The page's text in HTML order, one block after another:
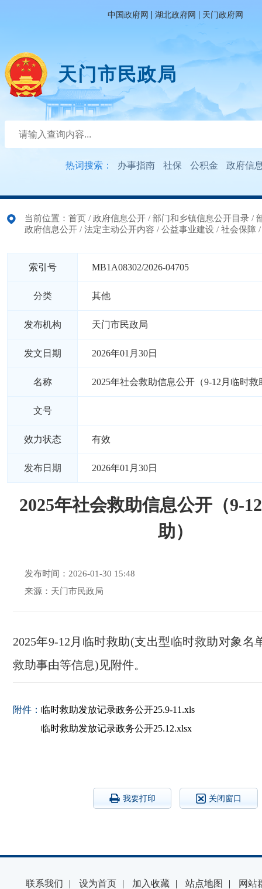
中国政府网 | 湖北政府网 | 天门政府网
天门市民政局
热词搜索： 办事指南 社保 公积金 政府信
当前位置： 首页 / 政府信息公开 / 部门和乡镇信息公开目录 /
政府信息公开 / 法定主动公开内容 / 公益事业建设 / 社会保障
索引号 MB1A08302/2026-04705
分类 其他
发布机构 天门市民政局
发文日期 2026年01月30日
名称 2025年社会救助信息公开（9-12月临时救
文号
效力状态 有效
发布日期 2026年01月30日
2025年社会救助信息公开（9-
助）
发布时间：2026-01-30 15:48
来源：天门市民政局
2025年9-12月临时救助(支出型临时救助对象名
救助事由等信息)见附件。
附件： 临时救助发放记录政务公开25.9-11.xls
临时救助发放记录政务公开25.12.xlsx
我要打印 关闭窗口
联系我们 | 设为首页 | 加入收藏 | 站点地图 | 网站